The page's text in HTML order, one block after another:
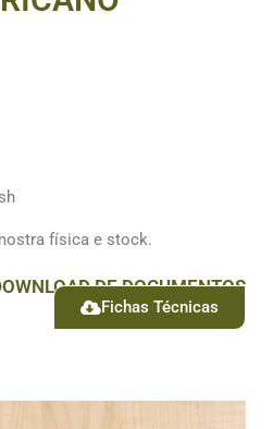
física e stock.
DE DOCUMENTOS
Fichas Técnicas